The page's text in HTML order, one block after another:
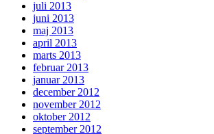
juli 2013
juni 2013
maj 2013
april 2013
marts 2013
februar 2013
januar 2013
december 2012
november 2012
oktober 2012
september 2012